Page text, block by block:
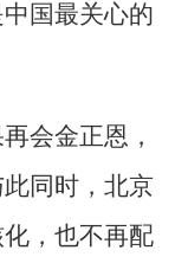
国最关心的
会金正恩，
同时，北京
，也不再配